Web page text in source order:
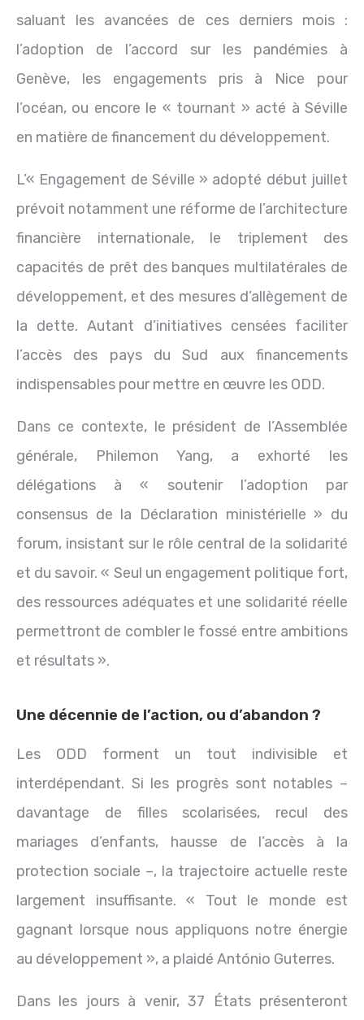
saluant les avancées de ces derniers mois :
l’adoption de l’accord sur les pandémies à
Genève, les engagements pris à Nice pour
l’océan, ou encore le « tournant » acté à Séville
en matière de financement du développement.
L’« Engagement de Séville » adopté début juillet
prévoit notamment une réforme de l’architecture
financière internationale, le triplement des
capacités de prêt des banques multilatérales de
développement, et des mesures d’allègement de
la dette. Autant d’initiatives censées faciliter
l’accès des pays du Sud aux financements
indispensables pour mettre en œuvre les ODD.
Dans ce contexte, le président de l’Assemblée
générale, Philemon Yang, a exhorté les
délégations à « soutenir l’adoption par
consensus de la Déclaration ministérielle » du
forum, insistant sur le rôle central de la solidarité
et du savoir. « Seul un engagement politique fort,
des ressources adéquates et une solidarité réelle
permettront de combler le fossé entre ambitions
et résultats ».
Une décennie de l’action, ou d’abandon ?
Les ODD forment un tout indivisible et
interdépendant. Si les progrès sont notables –
davantage de filles scolarisées, recul des
mariages d’enfants, hausse de l’accès à la
protection sociale –, la trajectoire actuelle reste
largement insuffisante. « Tout le monde est
gagnant lorsque nous appliquons notre énergie
au développement », a plaidé António Guterres.
Dans les jours à venir, 37 États présenteront